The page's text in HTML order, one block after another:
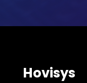
Hovisys